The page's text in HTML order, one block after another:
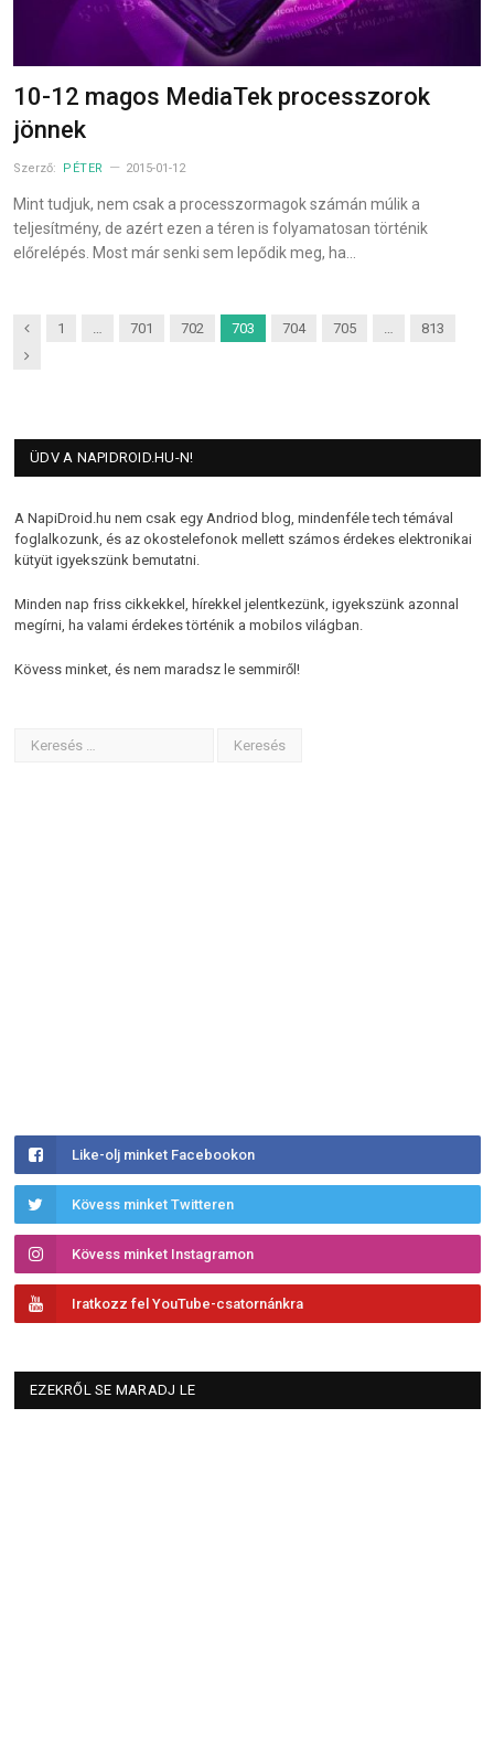
10-12 magos MediaTek processzorok
jönnek
Szerző: PÉTER 2015-01-12
Mint tudjuk, nem csak a processzormagok számán múlik a
teljesítmény, de azért ezen a téren is folyamatosan történik
előrelépés. Most már senki sem lepődik meg, ha…
Previous
1 701 702 703 704 705
813
Next
ÜDV A NAPIDROID.HU-N!
A NapiDroid.hu nem csak egy Andriod blog, mindenféle tech témával
foglalkozunk, és az okostelefonok mellett számos érdekes elektronikai
kütyüt igyekszünk bemutatni.
Minden nap friss cikkekkel, hírekkel jelentkezünk, igyekszünk azonnal
megírni, ha valami érdekes történik a mobilos világban.
Kövess minket, és nem maradsz le semmiről!
Like-olj minket Facebookon
Kövess minket Twitteren
Kövess minket Instagramon
Iratkozz fel YouTube-csatornánkra
EZEKRŐL SE MARADJ LE